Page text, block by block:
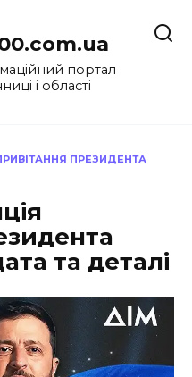
портал
і області
ПРЕЗИДЕНТА
та деталі